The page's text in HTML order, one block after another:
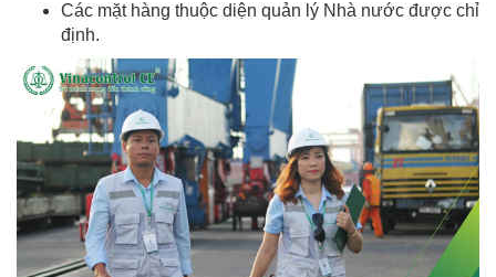
Các mặt hàng thuộc diện quản lý Nhà nước được chỉ
định.